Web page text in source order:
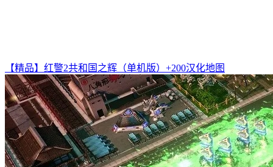
【精品】红警2共和国之辉（单机版）+200汉化地图